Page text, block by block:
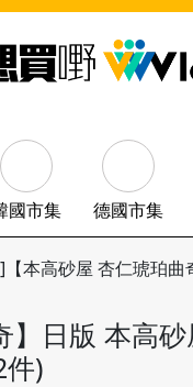
國市集 德國市集
本高砂屋 杏仁琥珀
】日版 本高
)